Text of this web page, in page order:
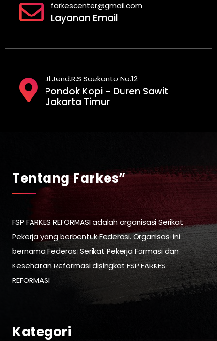
farkescenter@gmail.com
Layanan Email
Jl.Jend.R.S Soekanto No.12
Pondok Kopi - Duren Sawit
Jakarta Timur
Tentang Farkes”
FSP FARKES REFORMASI adalah organisasi Serikat
Pekerja yang berbentuk Federasi. Organisasi ini
bernama Federasi Serikat Pekerja Farmasi dan
Kesehatan Reformasi disingkat FSP FARKES
REFORMASI
Kategori